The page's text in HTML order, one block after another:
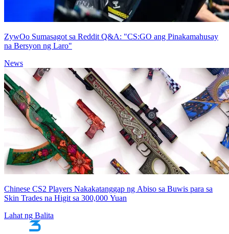
ZywOo Sumasagot sa Reddit Q&A: "CS:GO ang Pinakamahusay
na Bersyon ng Laro"
News
Chinese CS2 Players Nakakatanggap ng Abiso sa Buwis para sa
Skin Trades na Higit sa 300,000 Yuan
Lahat ng Balita